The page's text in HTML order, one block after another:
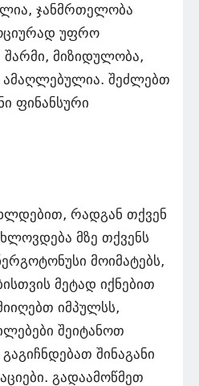
ჯანმრთელობა
უფრო
მიზიდულობა,
შეძლებთ
ფინანსური
რადგან თქვენ
მზე თქვენს
მოიმატებს,
მეტად იქნებით
იმპულსს,
შეიტანოთ
შინაგანი
გადაამოწმეთ